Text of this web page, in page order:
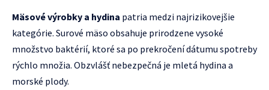
Mäsové výrobky a hydina patria medzi najrizikovejšie
kategórie. Surové mäso obsahuje prirodzene vysoké
množstvo baktérií, ktoré sa po prekročení dátumu spotreby
rýchlo množia. Obzvlášť nebezpečná je mletá hydina a
morské plody.